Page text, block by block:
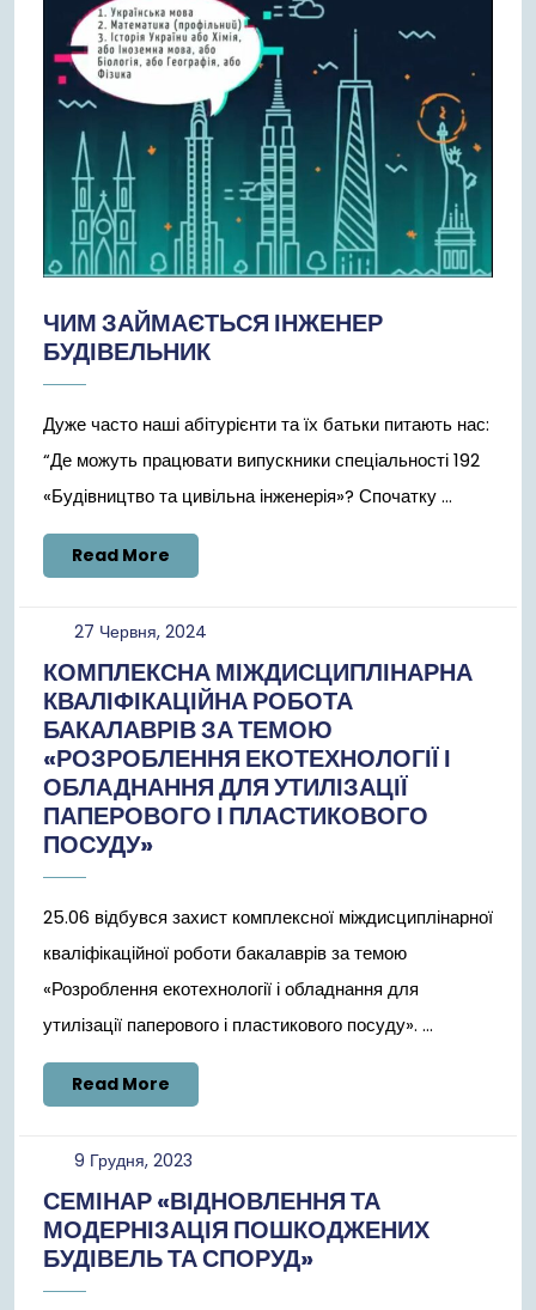
ЧИМ ЗАЙМАЄТЬСЯ ІНЖЕНЕР
БУДІВЕЛЬНИК
Дуже часто наші абітурієнти та їх батьки питають нас:
“Де можуть працювати випускники спеціальності 192
«Будівництво та цивільна інженерія»? Спочатку ...
Read More
More
27 Червня, 202427
2024
КОМПЛЕКСНА МІЖДИСЦИПЛІНАРНА
КВАЛІФІКАЦІЙНА РОБОТА
БАКАЛАВРІВ ЗА ТЕМОЮ
«РОЗРОБЛЕННЯ ЕКОТЕХНОЛОГІЇ І
ОБЛАДНАННЯ ДЛЯ УТИЛІЗАЦІЇ
ПАПЕРОВОГО І ПЛАСТИКОВОГО
ПОСУДУ»
25.06 відбувся захист комплексної міждисциплінарної
кваліфікаційної роботи бакалаврів за темою
«Розроблення екотехнології і обладнання для
утилізації паперового і пластикового посуду». ...
Read More
More
9 Грудня, 20239
2023
СЕМІНАР «ВІДНОВЛЕННЯ ТА
МОДЕРНІЗАЦІЯ ПОШКОДЖЕНИХ
БУДІВЕЛЬ ТА СПОРУД»